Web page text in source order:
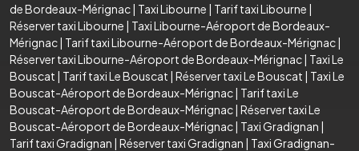
de Bordeaux-Mérignac| Taxi Libourne | Tarif taxi Libourne |
Réserver taxi Libourne | Taxi Libourne-Aéroport de Bordeaux-
Mérignac| Tarif taxi Libourne-Aéroport de Bordeaux-Mérignac|
Réserver taxi Libourne-Aéroport de Bordeaux-Mérignac| Taxi Le
Bouscat | Tarif taxi Le Bouscat | Réserver taxi Le Bouscat | Taxi Le
Bouscat-Aéroport de Bordeaux-Mérignac| Tarif taxi Le
Bouscat-Aéroport de Bordeaux-Mérignac| Réserver taxi Le
Bouscat-Aéroport de Bordeaux-Mérignac| Taxi Gradignan |
Tarif taxi Gradignan | Réserver taxi Gradignan | Taxi Gradignan-